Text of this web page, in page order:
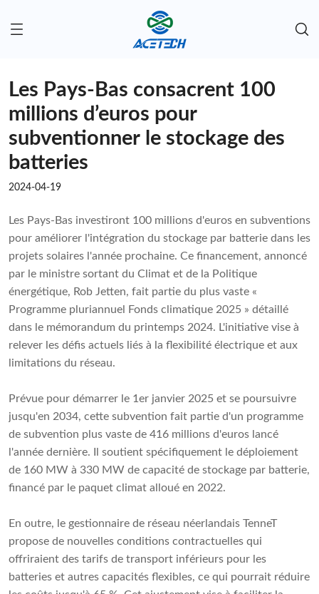
Les Pays-Bas consacrent 100
millions d’euros pour
subventionner le stockage des
batteries
2024-04-19
Les Pays-Bas investiront 100 millions d'euros en subventions
pour améliorer l'intégration du stockage par batterie dans les
projets solaires l'année prochaine. Ce financement, annoncé
par le ministre sortant du Climat et de la Politique
énergétique, Rob Jetten, fait partie du plus vaste «
Programme pluriannuel Fonds climatique 2025 » détaillé
dans le mémorandum du printemps 2024. L'initiative vise à
relever les défis actuels liés à la flexibilité électrique et aux
limitations du réseau.
Prévue pour démarrer le 1er janvier 2025 et se poursuivre
jusqu'en 2034, cette subvention fait partie d'un programme
de subvention plus vaste de 416 millions d'euros lancé
l'année dernière. Il soutient spécifiquement le déploiement
de 160 MW à 330 MW de capacité de stockage par batterie,
financé par le paquet climat alloué en 2022.
En outre, le gestionnaire de réseau néerlandais TenneT
propose de nouvelles conditions contractuelles qui
offriraient des tarifs de transport inférieurs pour les
batteries et autres capacités flexibles, ce qui pourrait réduire